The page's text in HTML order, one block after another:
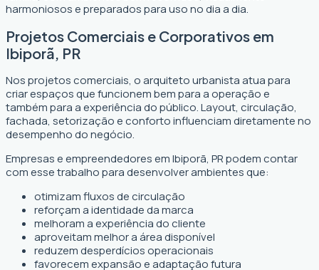
harmoniosos e preparados para uso no dia a dia.
Projetos Comerciais e Corporativos em
Ibiporã, PR
Nos projetos comerciais, o arquiteto urbanista atua para
criar espaços que funcionem bem para a operação e
também para a experiência do público. Layout, circulação,
fachada, setorização e conforto influenciam diretamente no
desempenho do negócio.
Empresas e empreendedores em Ibiporã, PR podem contar
com esse trabalho para desenvolver ambientes que:
otimizam fluxos de circulação
reforçam a identidade da marca
melhoram a experiência do cliente
aproveitam melhor a área disponível
reduzem desperdícios operacionais
favorecem expansão e adaptação futura